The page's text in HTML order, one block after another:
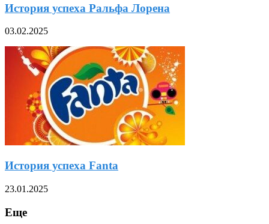
История успеха Ральфа Лорена
03.02.2025
История успеха Fanta
23.01.2025
Еще